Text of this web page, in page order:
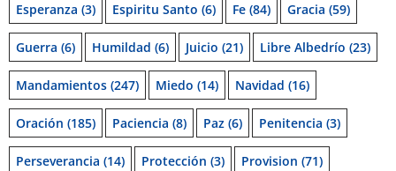
Esperanza (3) Espiritu Santo (6) Fe (84) Gracia (59)
Guerra (6) Humildad (6) Juicio (21) Libre Albedrío (23)
Mandamientos (247) Miedo (14) Navidad (16)
Oración (185) Paciencia (8) Paz (6) Penitencia (3)
Perseverancia (14) Protección (3) Provision (71)